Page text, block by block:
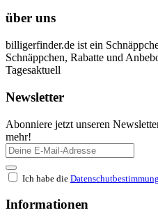
über uns
billigerfinder.de ist ein
Schnäppchen, Rabatte und
Tagesaktuell
Newsletter
Abonniere jetzt unseren
mehr!
Ich habe die
Informationen